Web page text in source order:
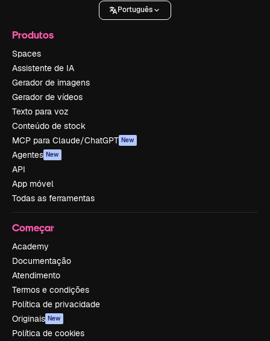
Português
Produtos
Spaces
Assistente de IA
Gerador de imagens
Gerador de vídeos
Texto para voz
Conteúdo de stock
MCP para Claude/ChatGPT New
Agentes New
API
App móvel
Todas as ferramentas
Começar
Academy
Documentação
Atendimento
Termos e condições
Política de privacidade
Originais New
Política de cookies